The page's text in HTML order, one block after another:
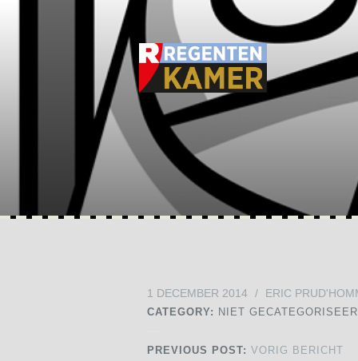
1 DECEMBER 2014 / ERIC
CATEGORY: NIET
PREVIOUS POST: VORIG BERICHT